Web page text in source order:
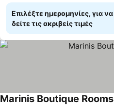
Επιλέξτε ημερομηνίες, για να
δείτε τις ακριβείς τιμές
Marinis Boutique Rooms